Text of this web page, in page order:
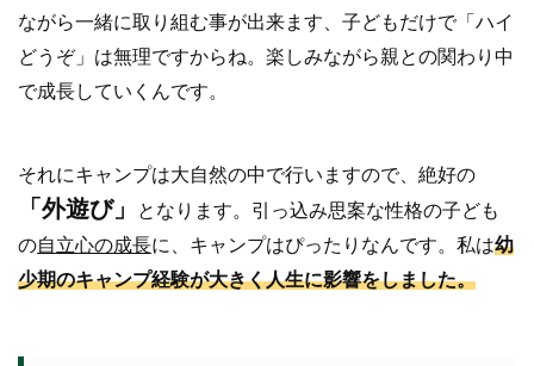
ながら一緒に取り組む事が出来ます、子どもだけで「ハイ
どうぞ」は無理ですからね。楽しみながら親との関わり中
で成長していくんです。
それにキャンプは大自然の中で行いますので、絶好の
「外遊び」
となります。引っ込み思案な性格の子ども
の自立心の成長に、キャンプはぴったりなんです。私は幼
少期のキャンプ経験が大きく人生に影響をしました。